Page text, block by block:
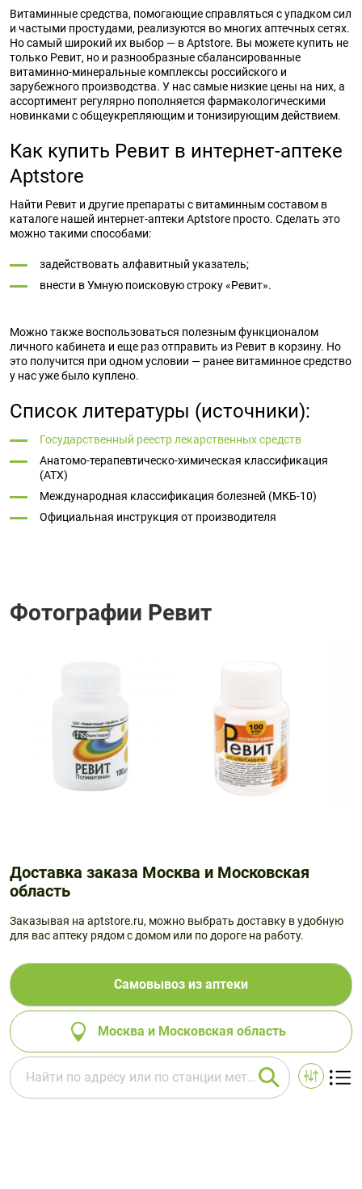
Витаминные средства, помогающие справляться с упадком сил
и частыми простудами, реализуются во многих аптечных сетях.
Но самый широкий их выбор — в Aptstore. Вы можете купить не
только Ревит, но и разнообразные сбалансированные
витаминно-минеральные комплексы российского и
зарубежного производства. У нас самые низкие цены на них, а
ассортимент регулярно пополняется фармакологическими
новинками с общеукрепляющим и тонизирующим действием.
Как купить Ревит в интернет-аптеке
Aptstore
Найти Ревит и другие препараты с витаминным составом в
каталоге нашей интернет-аптеки Aptstore просто. Сделать это
можно такими способами:
задействовать алфавитный указатель;
внести в Умную поисковую строку «Ревит».
Можно также воспользоваться полезным функционалом
личного кабинета и еще раз отправить из Ревит в корзину. Но
это получится при одном условии — ранее витаминное средство
у нас уже было куплено.
Список литературы (источники):
Государственный реестр лекарственных средств
Анатомо-терапевтическо-химическая классификация
(ATX)
Международная классификация болезней (МКБ-10)
Официальная инструкция от производителя
Фотографии Ревит
Доставка заказа Москва и Московская
область
Заказывая на aptstore.ru, можно выбрать доставку в удобную
для вас аптеку рядом с домом или по дороге на работу.
Самовывоз из аптеки
Москва и Московская область